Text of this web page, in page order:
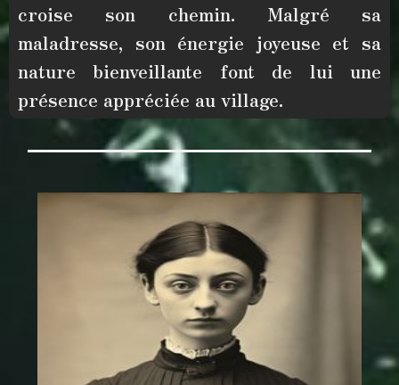
croise son chemin. Malgré sa
maladresse, son énergie joyeuse et sa
nature bienveillante font de lui une
présence appréciée au village.